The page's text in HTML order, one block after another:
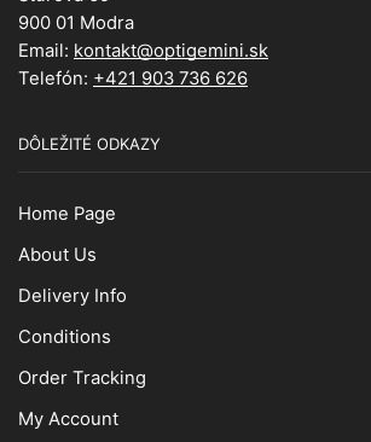
900 01 Modra
Email: kontakt@optigemini.sk
Telefón: +421 903 736 626
DÔLEŽITÉ ODKAZY
Home Page
About Us
Delivery Info
Conditions
Order Tracking
My Account